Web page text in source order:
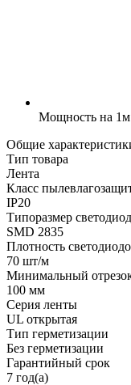
Мощность на 1м
Общие
Тип товара
Лента
Класс
IP20
Типоразмер
SMD 2835
Плотность
70 шт/м
Минимальный
100 мм
Серия ленты
UL открытая
Тип герметизации
Без герметизации
Гарантийный срок
7 год(а)